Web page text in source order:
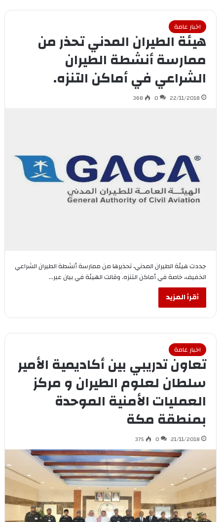
اخبار عامة
هيئة الطيران المدني تحذر من
ممارسة أنشطة الطيران
الشراعي في أماكن التنزه.
22/11/2018
0
368
جددت هيئة الطيران المدني، تحذيرها من ممارسة أنشطة الطيران الشراعي
الخفيف، خاصة في أماكن التنزه. وقالت الهيئة في بيان عبر…
أقرأ المزيد
اخبار عامة
تعاون تدريبي بين أكاديمية الأمير
سلطان لعلوم الطيران و مركز
العمليات الأمنية الموحدة
بمنطقة مكة
21/11/2018
0
375